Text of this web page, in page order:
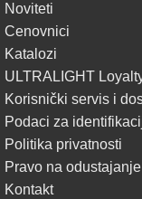
Noviteti
Cenovnici
Katalozi
ULTRALIGHT
Korisnički servis i
Podaci za
Politika privatnosti
Pravo na odustajanje
Kontakt